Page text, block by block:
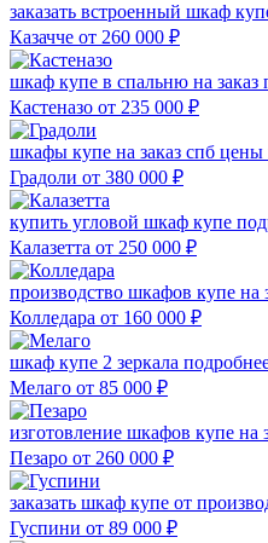
заказать встроенный шкаф
Казачче от 260 000 ₽
шкаф купе в спальню на заказ
Кастеназо от 235 000 ₽
шкафы купе на заказ спб цены
Градоли от 380 000 ₽
купить угловой шкаф купе
Калазетта от 250 000 ₽
производство шкафов купе на
Колледара от 160 000 ₽
шкаф купе 2 зеркала
Мелаго от 85 000 ₽
изготовление шкафов купе на
Пезаро от 260 000 ₽
заказать шкаф купе от
Гуспини от 89 000 ₽